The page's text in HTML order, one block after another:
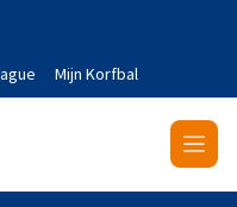
Mijn Korfbal